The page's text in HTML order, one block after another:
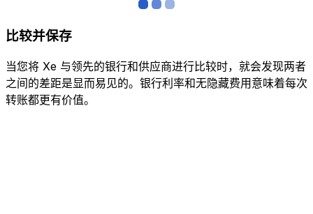
比较并保存
当您将 Xe 与领先的银行和供应商进行比较时，就会发现两者
之间的差距是显而易见的。银行利率和无隐藏费用意味着每次
转账都更有价值。